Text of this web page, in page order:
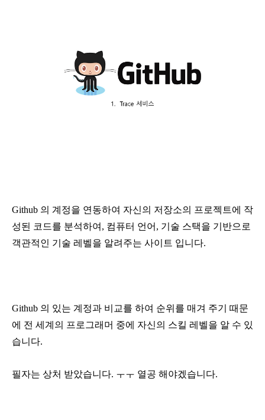
Github 의 계정을 연동하여 자신의 저장소의 프로젝트에 작
성된 코드를 분석하여, 컴퓨터 언어, 기술 스택을 기반으로
객관적인 기술 레벨을 알려주는 사이트 입니다.
Github 의 있는 계정과 비교를 하여 순위를 매겨 주기 때문
에 전 세계의 프로그래머 중에 자신의 스킬 레벨을 알 수 있
습니다.
필자는 상처 받았습니다. ㅜㅜ 열공 해야겠습니다.